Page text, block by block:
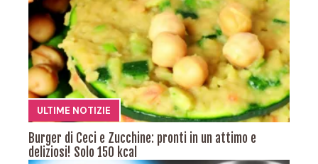
ULTIME NOTIZIE
Burger di Ceci e Zucchine: pronti in un attimo e
deliziosi! Solo 150 kcal